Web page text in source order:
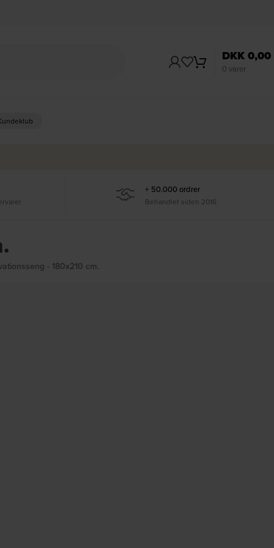
0 varer
DKK0,00
+ 50.000 ordrer
Behandlet siden 2016
- 180x210 cm.